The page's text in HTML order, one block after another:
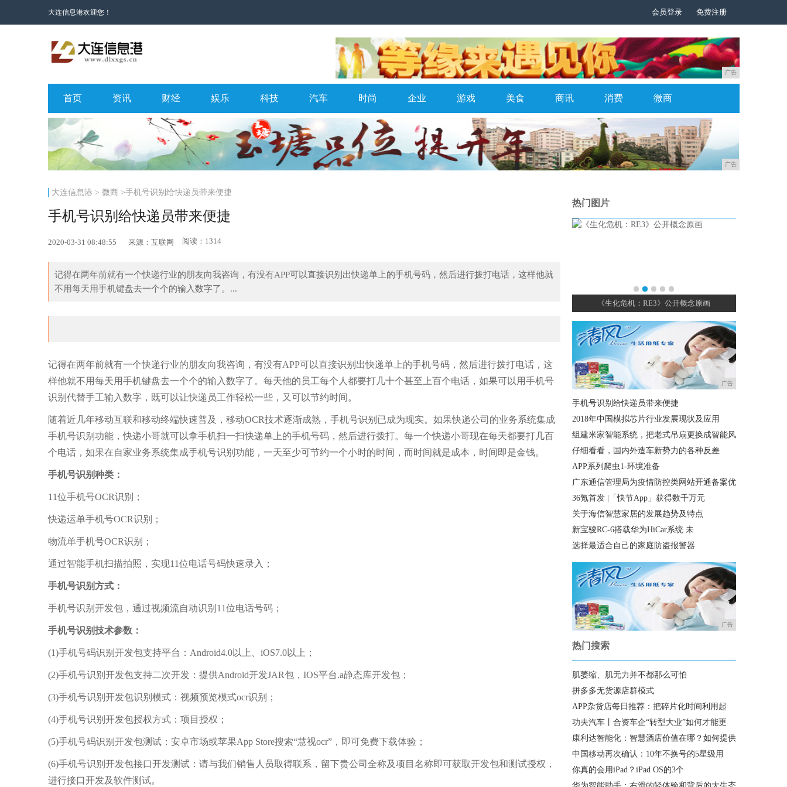
大连信息港欢迎您！ 会员登录 免费注册
广告
首页 资讯 财经 娱乐 科技 汽车 时尚 企业 游戏 美食 商讯 消费 微商
广告
大连信息港 > 微商 >手机号识别给快递员带来便捷
手机号识别给快递员带来便捷
2020-03-31 08:48:55 来源：互联网 阅读：1314
记得在两年前就有一个快递行业的朋友向我咨询，有没有APP可以直接识别出快递单上的手机号码，然后进行拨打电话，这样他就
不用每天用手机键盘去一个个的输入数字了。...
记得在两年前就有一个快递行业的朋友向我咨询，有没有APP可以直接识别出快递单上的手机号码，然后进行拨打电话，这
样他就不用每天用手机键盘去一个个的输入数字了。每天他的员工每个人都要打几十个甚至上百个电话，如果可以用手机号
识别代替手工输入数字，既可以让快递员工作轻松一些，又可以节约时间。
随着近几年移动互联和移动终端快速普及，移动OCR技术逐渐成熟，手机号识别已成为现实。如果快递公司的业务系统集成
手机号识别功能，快递小哥就可以拿手机扫一扫快递单上的手机号码，然后进行拨打。每一个快递小哥现在每天都要打几百
个电话，如果在自家业务系统集成手机号识别功能，一天至少可节约一个小时的时间，而时间就是成本，时间即是金钱。
手机号识别种类：
11位手机号OCR识别；
快递运单手机号OCR识别；
物流单手机号OCR识别；
通过智能手机扫描拍照，实现11位电话号码快速录入；
手机号识别方式：
手机号识别开发包，通过视频流自动识别11位电话号码；
手机号识别技术参数：
(1)手机号码识别开发包支持平台：Android4.0以上、iOS7.0以上；
(2)手机号识别开发包支持二次开发：提供Android开发JAR包，IOS平台.a静态库开发包；
(3)手机号识别开发包识别模式：视频预览模式ocr识别；
(4)手机号识别开发包授权方式：项目授权；
(5)手机号码识别开发包测试：安卓市场或苹果App Store搜索“慧视ocr”，即可免费下载体验；
(6)手机号识别开发包接口开发测试：请与我们销售人员取得联系，留下贵公司全称及项目名称即可获取开发包和测试授权，
进行接口开发及软件测试。
热门图片
《生化危机：RE3》公开概念原画
广告
手机号识别给快递员带来便捷
2018年中国模拟芯片行业发展现状及应用
组建米家智能系统，把老式吊扇更换成智能风
仔细看看，国内外造车新势力的各种反差
APP系列爬虫1-环境准备
广东通信管理局为疫情防控类网站开通备案优
36氪首发 |「快节App」获得数千万元
关于海信智慧家居的发展趋势及特点
新宝骏RC-6搭载华为HiCar系统 未
选择最适合自己的家庭防盗报警器
广告
热门搜索
肌萎缩、肌无力并不都那么可怕
拼多多无货源店群模式
APP杂货店每日推荐：把碎片化时间利用起
功夫汽车丨合资车企“转型大业”如何才能更
康利达智能化：智慧酒店价值在哪？如何提供
中国移动再次确认：10年不换号的5星级用
你真的会用iPad？iPad OS的3个